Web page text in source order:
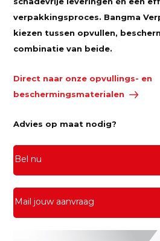
verpakkingsproces. Bangma
kiezen tussen opvullen,
combinatie van beide.
Direct naar onze opvullings- en
beschermingsmaterialen
Advies op maat nodig?
Bel nu
Mail jouw aanvraag